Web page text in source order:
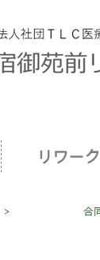
リワーク
＞ 合